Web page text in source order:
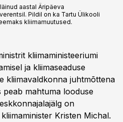
aastal Äripäeva
Pildil on ka Tartu Ülikooli
kliimamuutused.
kliimaministeeriumi
ja kliimaseaduse
kliimavaldkonna juhtmõttena
peab mahtuma looduse
on
Kristen Michal.